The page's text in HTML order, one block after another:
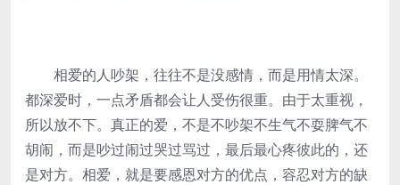
相爱的人吵架，往往不是没感情，而是用情太深。
都深爱时，一点矛盾都会让人受伤很重。由于太重视，
所以放不下。真正的爱，不是不吵架不生气不耍脾气不
胡闹，而是吵过闹过哭过骂过，最后最心疼彼此的，还
是对方。相爱，就是要感恩对方的优点，容忍对方的缺